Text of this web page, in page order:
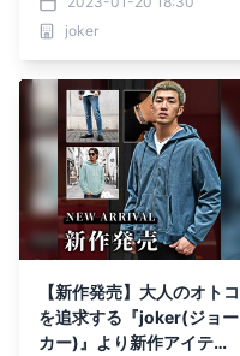
始。joker
【新作発売】大人のオトコ
を追求する『joker(ジョー
カー)』より新作アイテム